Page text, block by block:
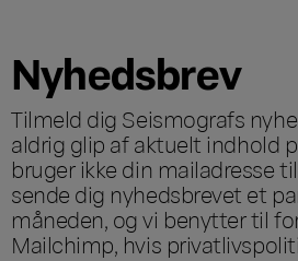
Nyhedsbrev
Tilmeld dig Seismografs
aldrig glip af aktuelt indhold
bruger ikke din mailadresse
sende dig nyhedsbrevet et
måneden, og vi benytter til
Mailchimp, hvis